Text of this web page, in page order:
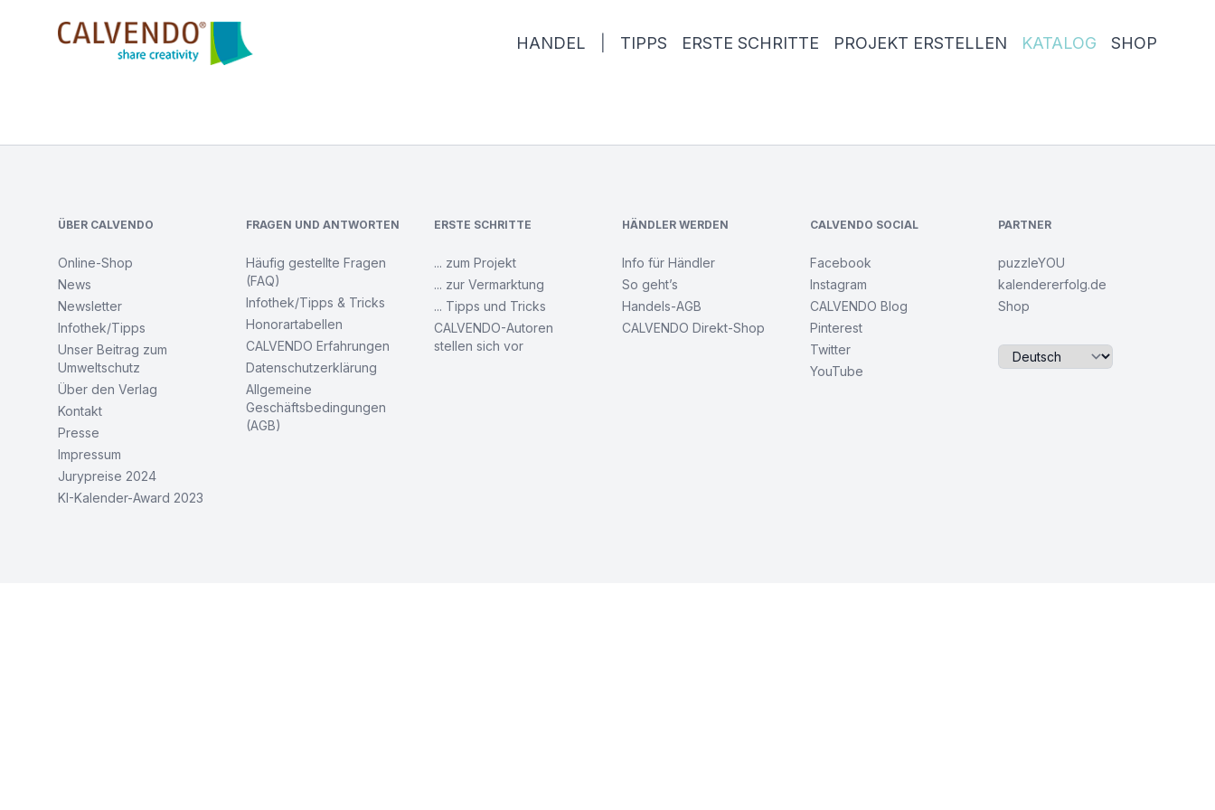
Calvendo
HANDEL TIPPS ERSTE SCHRITTE PROJEKT ERSTELLEN KATALOG SHOP
ÜBER CALVENDO
Online-Shop
News
Newsletter
Infothek/Tipps
Unser Beitrag zum
Umweltschutz
Über den Verlag
Kontakt
Presse
Impressum
Jurypreise 2024
KI-Kalender-Award 2023
FRAGEN UND ANTWORTEN
Häufig gestellte Fragen
(FAQ)
Infothek/Tipps & Tricks
Honorartabellen
CALVENDO Erfahrungen
Datenschutzerklärung
Allgemeine
Geschäftsbedingungen
(AGB)
ERSTE SCHRITTE
... zum Projekt
... zur Vermarktung
... Tipps und Tricks
CALVENDO-Autoren
stellen sich vor
HÄNDLER WERDEN
Info für Händler
So geht’s
Handels-AGB
CALVENDO Direkt-Shop
CALVENDO SOCIAL
Facebook
Instagram
CALVENDO Blog
Pinterest
Twitter
YouTube
PARTNER
puzzleYOU
kalendererfolg.de
Shop